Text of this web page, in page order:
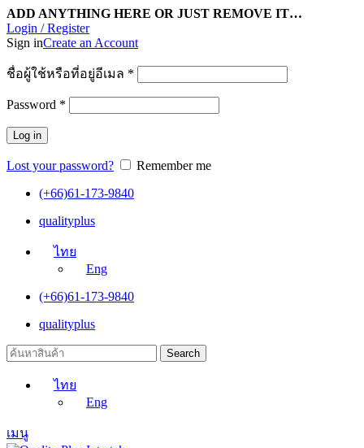
ADD ANYTHING HERE OR JUST REMOVE IT…
Login / Register
Sign inCreate an Account
ชื่อผู้ใช้หรือที่อยู่อีเมล *
Password *
Log in
Lost your password?
Remember me
(+66)61-173-9840
qualityplus
ไทย
Eng
(+66)61-173-9840
qualityplus
Search
ไทย
Eng
เมนู